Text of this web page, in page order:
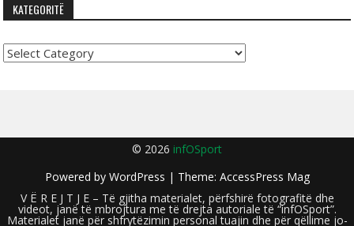
KATEGORITË
Kategoritë
© 2026 infOSport
Powered by WordPress | Theme: AccessPress Mag
V Ë R E J T J E – Të gjitha materialet, përfshirë fotografitë dhe
videot, janë të mbrojtura me të drejta autoriale të “infOSport”.
Materialet janë për shfrytëzimin personal tuajin dhe për qëllime jo-